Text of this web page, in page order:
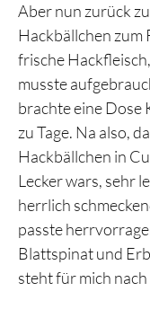
Aber nun zurück
Hackbällchen zum
frische
musste
brachte eine Dose
zu Tage. Na also,
Hackbällchen in
Lecker wars, sehr
herrlich
passte
Blattspinat und
steht für mich